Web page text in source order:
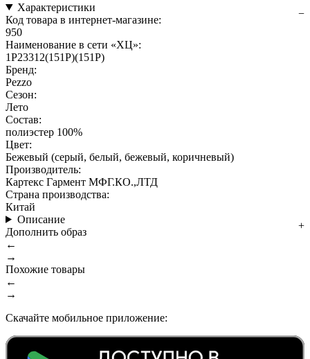
Характеристики
Код товара в интернет-магазине:
950
Наименование в сети «ХЦ»:
1P23312(151P)(151P)
Бренд:
Pezzo
Сезон:
Лето
Состав:
полиэстер 100%
Цвет:
Бежевый (серый, белый, бежевый, коричневый)
Производитель:
Картекс Гармент МФГ.КО.,ЛТД
Страна производства:
Китай
Описание
Дополнить образ
←
→
Похожие товары
←
→
Скачайте мобильное приложение: